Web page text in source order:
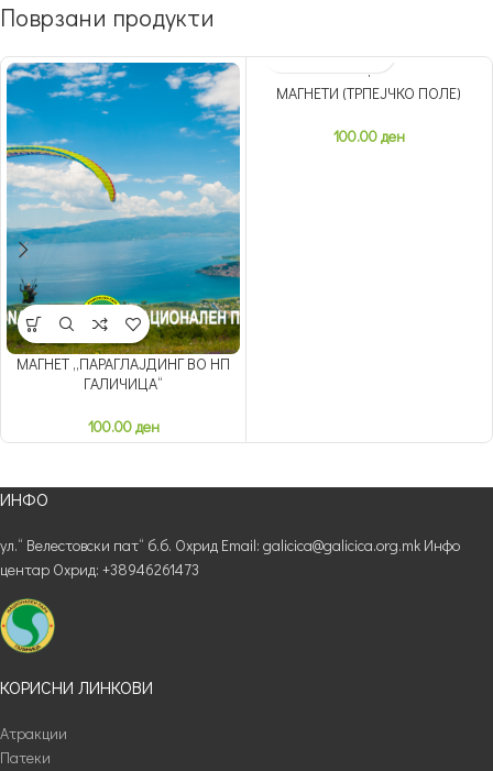
Поврзани продукти
МАГНЕТ „ПАРАГЛАЈДИНГ ВО НП
ГАЛИЧИЦА“
100.00ден
НЕМА ЗАЛИХА
МАГНЕТИ (ТРПЕЈЧКО ПОЛЕ)
100.00ден
ИНФО
ул.“ Велестовски пат“ б.б. Охрид Email: galicica@galicica.org.mk Инфо
центар Охрид: +38946261473
КОРИСНИ ЛИНКОВИ
Атракции
Патеки